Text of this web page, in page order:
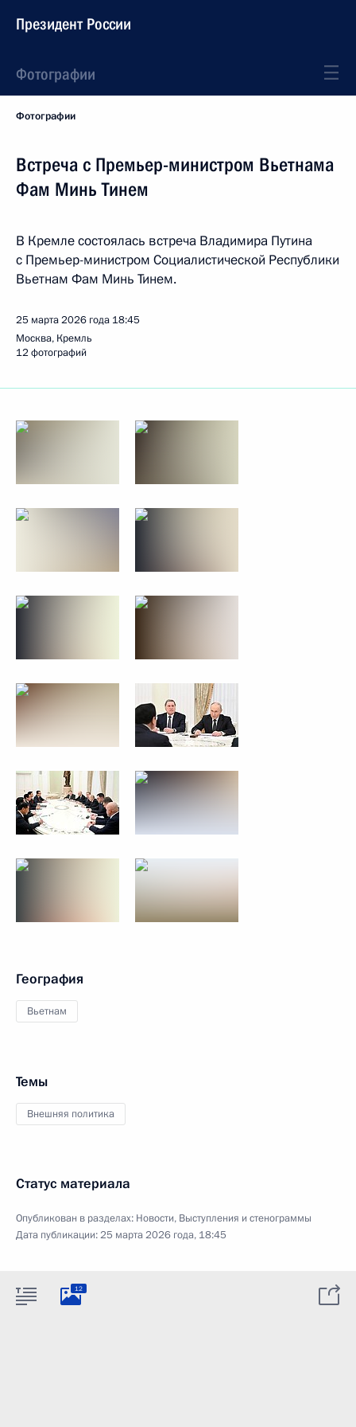
Президент России
Фотографии
Фотографии
Встреча с Премьер-министром Вьетнама
Фам Минь Тинем
В Кремле состоялась встреча Владимира Путина
с Премьер-министром Социалистической Республики
Вьетнам Фам Минь Тинем.
25 марта 2026 года 18:45
Москва, Кремль
12 фотографий
География
Вьетнам
Темы
Внешняя политика
Статус материала
Опубликован в разделах: Новости, Выступления и стенограммы
Дата публикации:25 марта 2026 года, 18:45
12